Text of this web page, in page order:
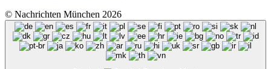
© Nachrichten München 2026